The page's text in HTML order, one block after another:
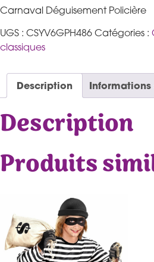
Carnaval Déguisement Policière
UGS : CSYV6GPH486 Catégories :
classiques
Description
Description
Produits